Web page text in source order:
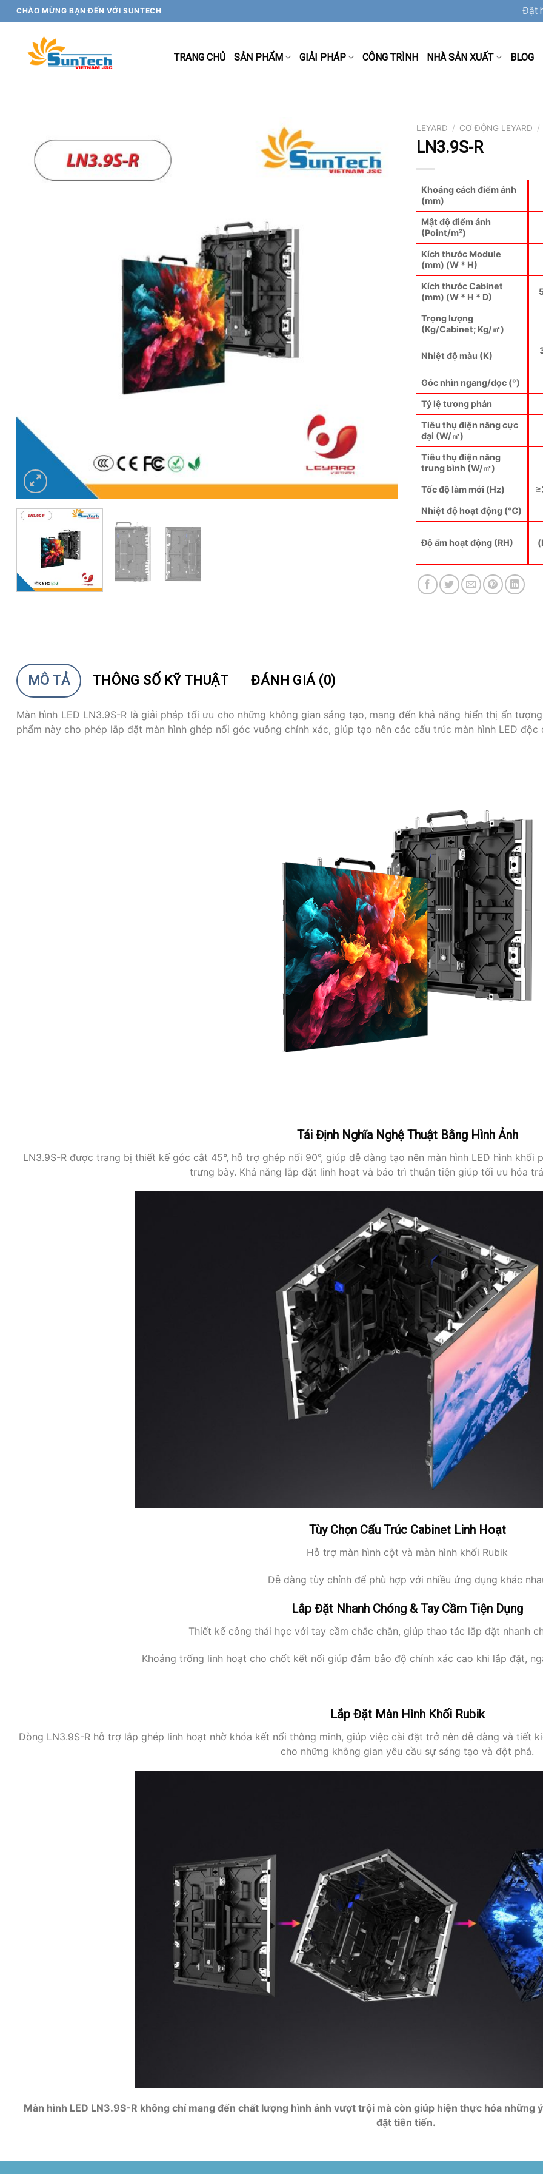
Skip
to
CHÀO MỪNG BẠN ĐẾN VỚI SUNTECH Đặt
TRANG CHỦ SẢN PHẨM GIẢI PHÁP CÔNG TRÌNH NHÀ SẢN XUẤT BLOG
LEYARD / CƠ ĐỘNG LEYARD /
LN3.9S-R
Khoảng cách điểm ảnh
(mm)
Mật độ điểm ảnh
(Point/m²)
Kích thước Module
(mm) (W * H)
Kích thước Cabinet
(mm) (W * H * D)
Trọng lượng
(Kg/Cabinet; Kg/㎡)
Nhiệt độ màu (K)
Góc nhìn ngang/dọc (°)
Tỷ lệ tương phản
Tiêu thụ điện năng cực
đại (W/㎡)
Tiêu thụ điện năng
trung bình (W/㎡)
Tốc độ làm mới (Hz)
Nhiệt độ hoạt động (℃)
Độ ẩm hoạt động (RH)
MÔ TẢ THÔNG SỐ KỸ THUẬT ĐÁNH GIÁ (0)
Màn hình LED LN3.9S-R là giải pháp tối ưu cho những không gian sáng tạo, mang đến khả năng hiển thị ấn
phẩm này cho phép lắp đặt màn hình ghép nối góc vuông chính xác, giúp tạo nên các cấu trúc màn hình LED độc
Tái Định Nghĩa Nghệ Thuật Bằng Hình Ảnh
LN3.9S-R được trang bị thiết kế góc cắt 45°, hỗ trợ ghép nối 90°, giúp dễ dàng tạo nên màn hình LED hình
trưng bày. Khả năng lắp đặt linh hoạt và bảo trì thuận tiện giúp tối ưu hóa
Tùy Chọn Cấu Trúc Cabinet Linh Hoạt
Hỗ trợ màn hình cột và màn hình khối Rubik
Dễ dàng tùy chỉnh để phù hợp với nhiều ứng dụng khác
Lắp Đặt Nhanh Chóng & Tay Cầm Tiện Dụng
Thiết kế công thái học với tay cầm chắc chắn, giúp thao tác lắp đặt nhanh
Khoảng trống linh hoạt cho chốt kết nối giúp đảm bảo độ chính xác cao khi lắp đặt,
Lắp Đặt Màn Hình Khối Rubik
Dòng LN3.9S-R hỗ trợ lắp ghép linh hoạt nhờ khóa kết nối thông minh, giúp việc cài đặt trở nên dễ dàng và tiết
cho những không gian yêu cầu sự sáng tạo và đột phá.
Màn hình LED LN3.9S-R không chỉ mang đến chất lượng hình ảnh vượt trội mà còn giúp hiện thực hóa
đặt tiên tiến.